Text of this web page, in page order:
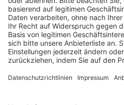
BFV-Geschäftsstellen
Trainerbörse
Login SpielPlus
FOLGE DEM BFV